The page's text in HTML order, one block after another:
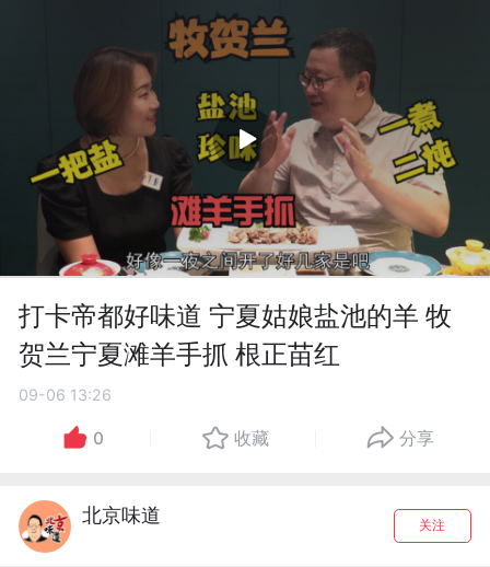
打卡帝都好味道 宁夏姑娘盐池的羊 牧
贺兰宁夏滩羊手抓 根正苗红
09-06 13:26
0 收藏 分享
北京味道 关注